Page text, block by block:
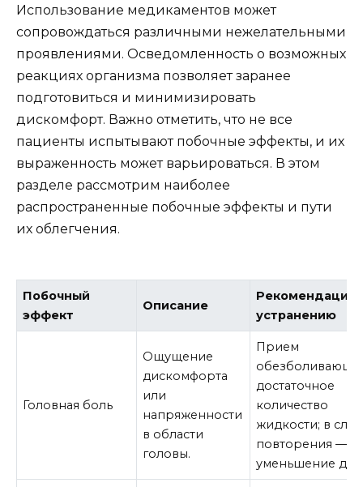
Использование медикаментов может
сопровождаться различными нежелательными
проявлениями. Осведомленность о возможных
реакциях организма позволяет заранее
подготовиться и минимизировать
дискомфорт. Важно отметить, что не все
пациенты испытывают побочные эффекты, и их
выраженность может варьироваться. В этом
разделе рассмотрим наиболее
распространенные побочные эффекты и пути
их облегчения.
Побочный
эффект
Описание
Рекомендации
устранению
Головная боль
Ощущение
дискомфорта
или
напряженности
в области
головы.
Прием
достаточное
количество
жидкости; в
повторения —
уменьшение